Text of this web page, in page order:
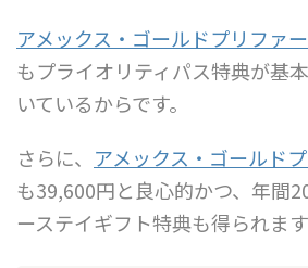
アメックス・ゴールドプリファ
もプライオリティパス特典が基
いているからです。
さらに、 アメックス・ゴールド
も39,600円と良心的かつ、年間
ーステイギフト特典も得られます